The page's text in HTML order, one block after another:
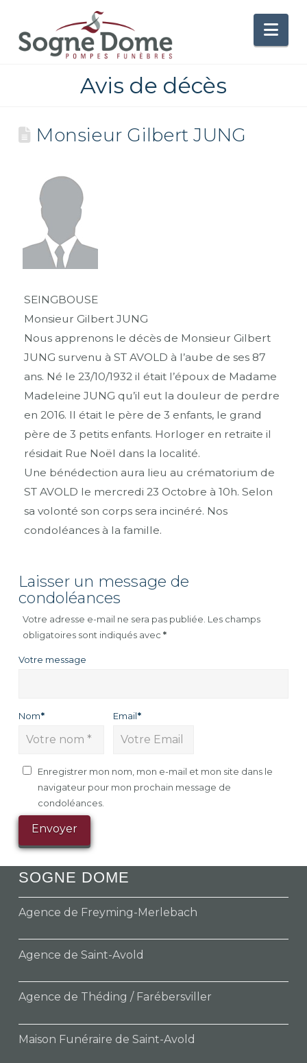
Avis de décès
Monsieur Gilbert JUNG
SEINGBOUSE
Monsieur Gilbert JUNG
Nous apprenons le décès de Monsieur Gilbert
JUNG survenu à ST AVOLD à l’aube de ses 87
ans. Né le 23/10/1932 il était l’époux de Madame
Madeleine JUNG qu’il eut la douleur de perdre
en 2016. Il était le père de 3 enfants, le grand
père de 3 petits enfants. Horloger en retraite il
résidait Rue Noël dans la localité.
Une bénédection aura lieu au crématorium de
ST AVOLD le mercredi 23 Octobre à 10h. Selon
sa volonté son corps sera incinéré. Nos
condoléances à la famille.
Laisser un message de
condoléances
Votre adresse e-mail ne sera pas publiée. Les champs
obligatoires sont indiqués avec*
Votre message
Nom* Email*
Enregistrer mon nom, mon e-mail et mon site dans le
navigateur pour mon prochain message de
condoléances.
SOGNE DOME
Agence de Freyming-Merlebach
Agence de Saint-Avold
Agence de Théding / Farébersviller
Maison Funéraire de Saint-Avold